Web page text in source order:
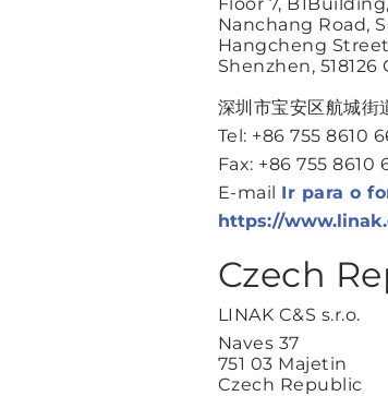
Nanchang Road,
Hangcheng
Shenzhen, 518126
深圳市宝安区航城街
Tel: +86 755 8610
Fax: +86 755 8610
E-mail Ir para o
https://
Czech
LINAK C&S s.r.o.
Naves 37
751 03 Majetin
Czech Republic